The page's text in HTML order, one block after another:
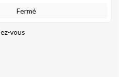
Fermé
vous